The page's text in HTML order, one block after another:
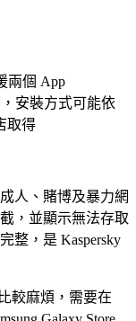
兩個 App
安裝方式可能依
取得
人、賭博及暴力網
，並顯示無法存取
整，是 Kaspersky
較麻煩，需要在